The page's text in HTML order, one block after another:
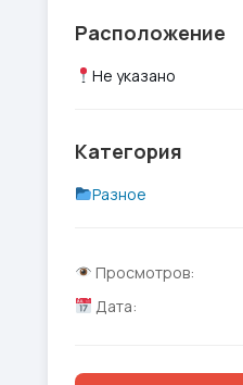
Расположение
Не указано
Категория
Разное
Просмотров:
Дата: